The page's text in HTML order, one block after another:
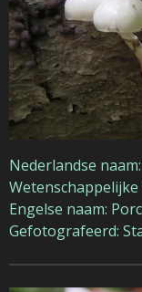
Nederlandse
Wetenschappelijke
Engelse naam:
Gefotografeerd: